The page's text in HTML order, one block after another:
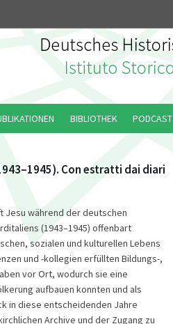
Con estratti dai diari
Jesu während der deutschen
(1943–1945) offenbart
sozialen und kulturellen Lebens
und -kollegien erfüllten Bildungs-,
vor Ort, wodurch sie eine
aufbauen konnten und als
in diese entscheidenden Jahre
Archive und der Zugang zu
BIBLIOTHEK PODCAST